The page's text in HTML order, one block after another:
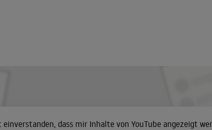
dass mir Inhalte von YouTube angezeigt